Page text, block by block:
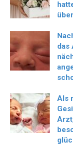
das
Als